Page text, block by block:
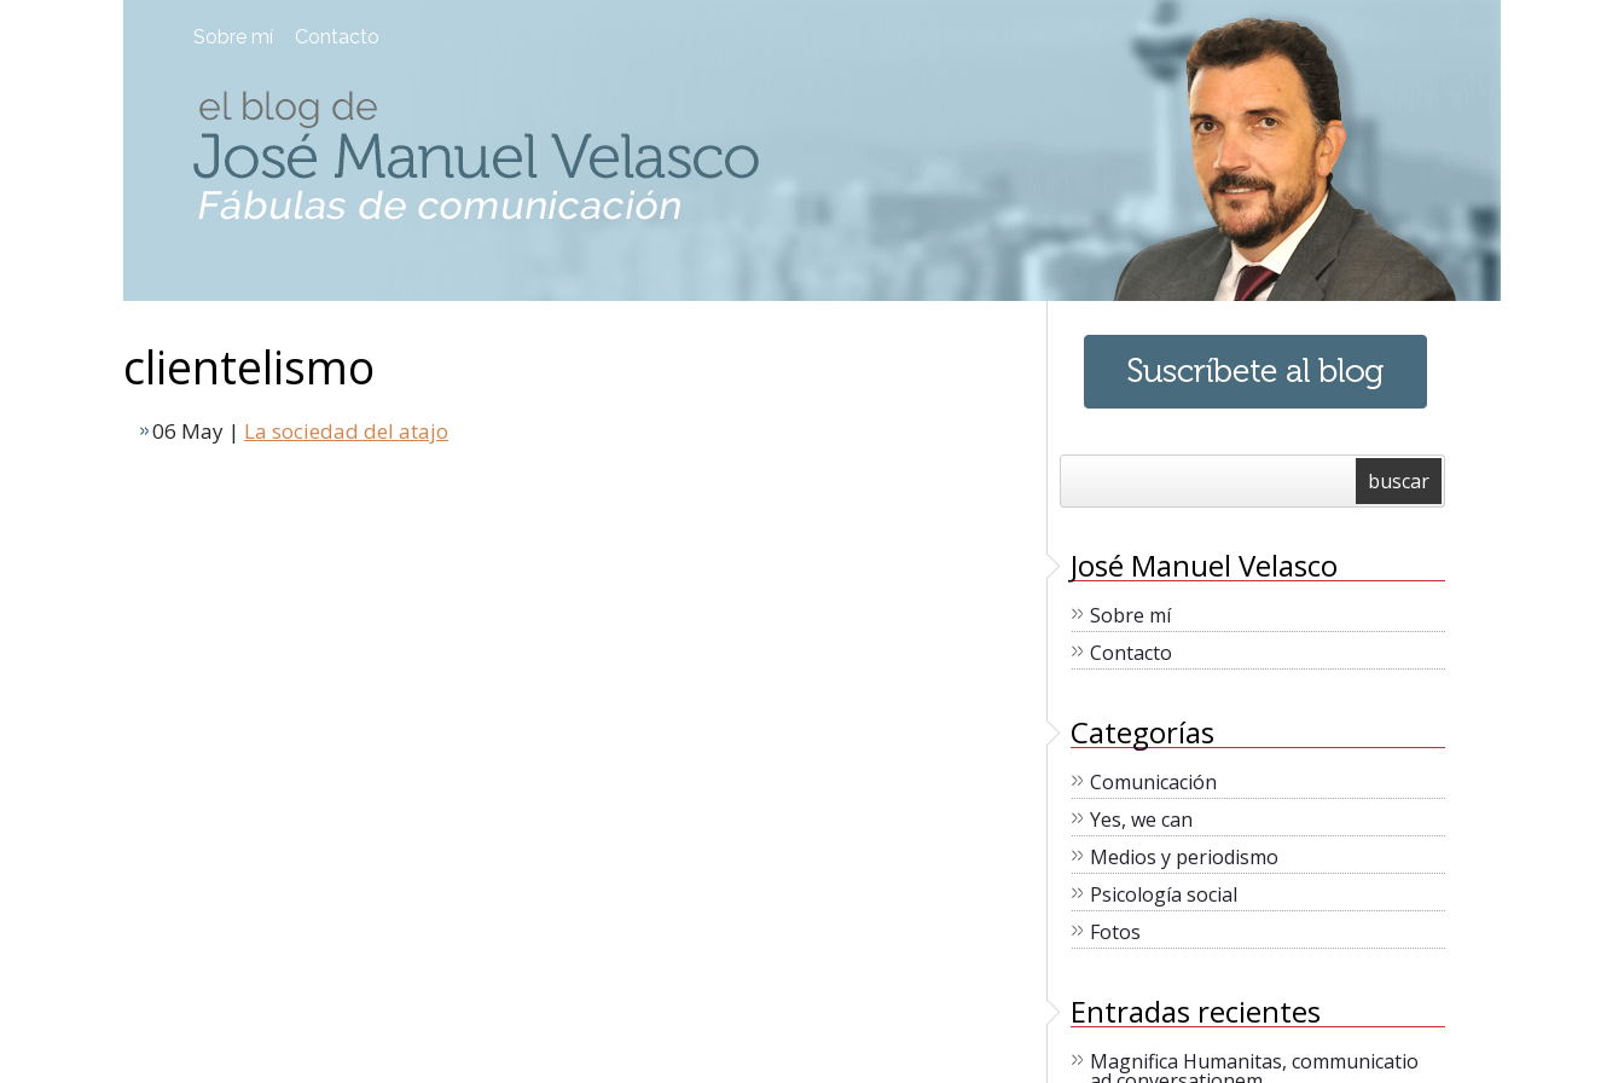
Sobre mí Contacto
clientelismo
06 May | La sociedad del atajo
José Manuel Velasco
Sobre mí
Contacto
Categorías
Comunicación
Yes, we can
Medios y periodismo
Psicología social
Fotos
Entradas recientes
Magnifica Humanitas, communicatio